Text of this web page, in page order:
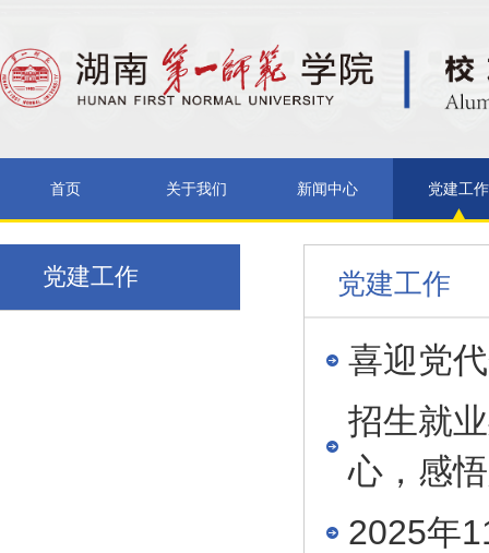
首页 关于我们 新闻中心 党建工作
党建工作 党建工作
喜迎党
招生就
心，感
2025年